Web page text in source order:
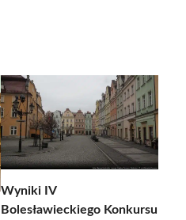
Wyniki IV
Bolesławieckiego Konkursu